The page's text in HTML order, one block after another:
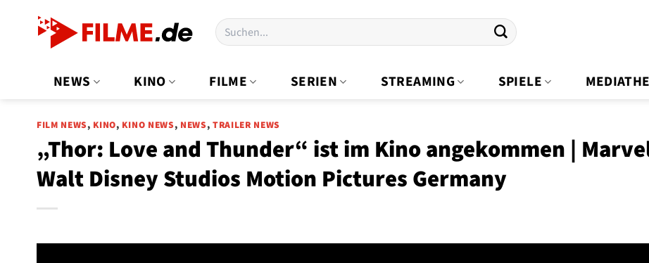
Suchen
nach:
NEWS KINO FILME SERIEN STREAMING SPIELE
FILM NEWS, KINO, KINO NEWS, NEWS, TRAILER NEWS
„Thor: Love and Thunder“ ist im Kino angekommen |
Walt Disney Studios Motion Pictures Germany